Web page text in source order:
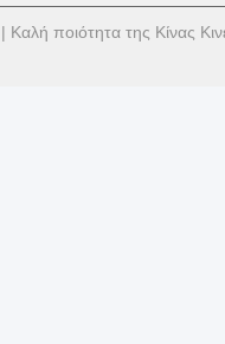
| Καλή ποιότητα της Κίνας